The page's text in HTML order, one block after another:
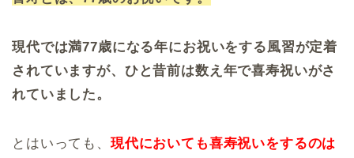
現代では満77歳になる年にお祝いをする風習が定着
されていますが、ひと昔前は数え年で喜寿祝いがさ
れていました。
とはいっても、 現代においても喜寿祝いをするのは